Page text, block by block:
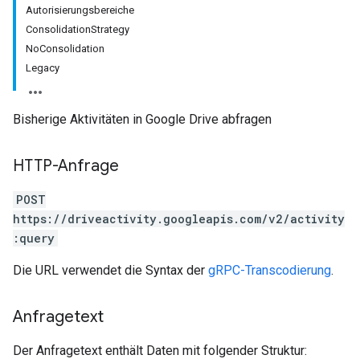
Autorisierungsbereiche
ConsolidationStrategy
NoConsolidation
Legacy
Bisherige Aktivitäten in Google Drive abfragen
HTTP-Anfrage
POST
https://driveactivity.googleapis.com/v2/activity
:query
Die URL verwendet die Syntax der gRPC-Transcodierung.
Anfragetext
Der Anfragetext enthält Daten mit folgender Struktur: